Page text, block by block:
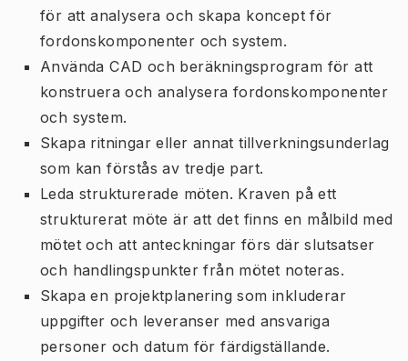
för att analysera och skapa koncept för
fordonskomponenter och system.
Använda CAD och beräkningsprogram för att
konstruera och analysera fordonskomponenter
och system.
Skapa ritningar eller annat tillverkningsunderlag
som kan förstås av tredje part.
Leda strukturerade möten. Kraven på ett
strukturerat möte är att det finns en målbild med
mötet och att anteckningar förs där slutsatser
och handlingspunkter från mötet noteras.
Skapa en projektplanering som inkluderar
uppgifter och leveranser med ansvariga
personer och datum för färdigställande.